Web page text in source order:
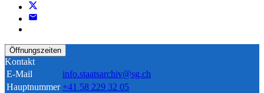
Öffnungszeiten
Kontakt
E-Mail
info.staatsarchiv@sg.ch
Hauptnummer +41 58 229 32 05